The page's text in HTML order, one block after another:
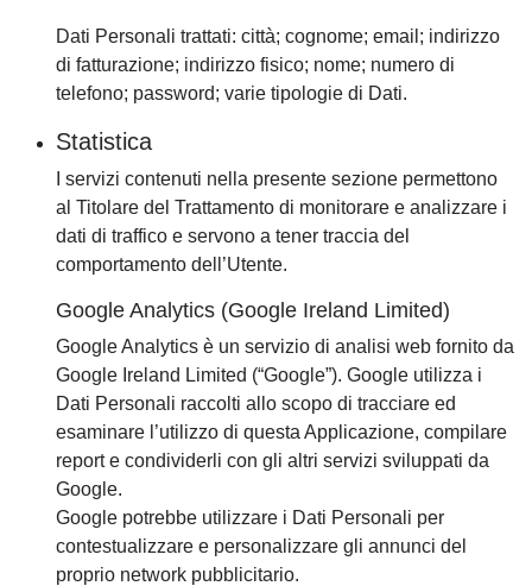
Dati Personali trattati: città; cognome; email; indirizzo
di fatturazione; indirizzo fisico; nome; numero di
telefono; password; varie tipologie di Dati.
Statistica
I servizi contenuti nella presente sezione permettono
al Titolare del Trattamento di monitorare e analizzare i
dati di traffico e servono a tener traccia del
comportamento dell’Utente.
Google Analytics (Google Ireland Limited)
Google Analytics è un servizio di analisi web fornito da
Google Ireland Limited (“Google”). Google utilizza i
Dati Personali raccolti allo scopo di tracciare ed
esaminare l’utilizzo di questa Applicazione, compilare
report e condividerli con gli altri servizi sviluppati da
Google.
Google potrebbe utilizzare i Dati Personali per
contestualizzare e personalizzare gli annunci del
proprio network pubblicitario.